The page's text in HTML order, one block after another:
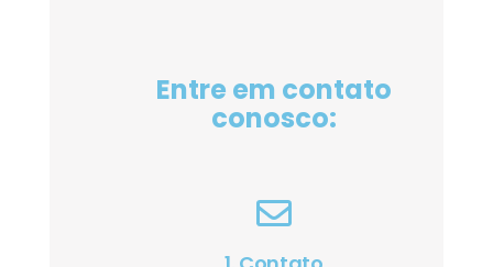
Entre em contato
conosco: